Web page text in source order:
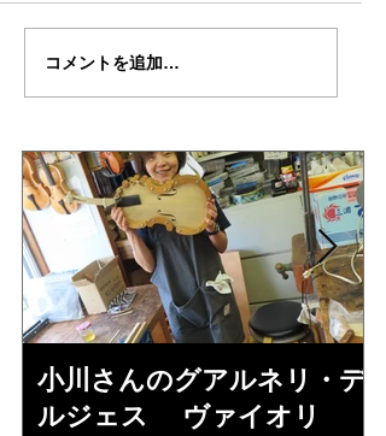
”SAVIONARI”制作記２
コメントを追加…
小川さんのグアルネリ・デ
ルジェス ヴァイオリ